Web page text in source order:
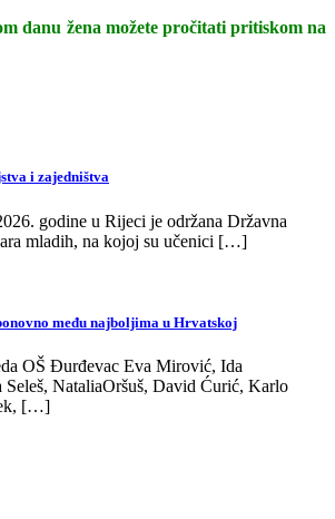
danu žena možete pročitati pritiskom na
i zajedništva
godine u Rijeci je održana Državna
mladih, na kojoj su učenici […]
među najboljima u Hrvatskoj
OŠ Đurđevac Eva Mirović, Ida
NataliaOršuš, David Ćurić, Karlo
[…]